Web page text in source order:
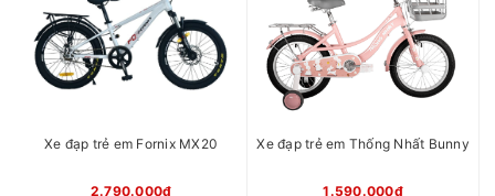
Xe đạp trẻ em Fornix MX20
2.790.000₫
Xe đạp trẻ em Thống Nhất Bunny
1.590.000₫